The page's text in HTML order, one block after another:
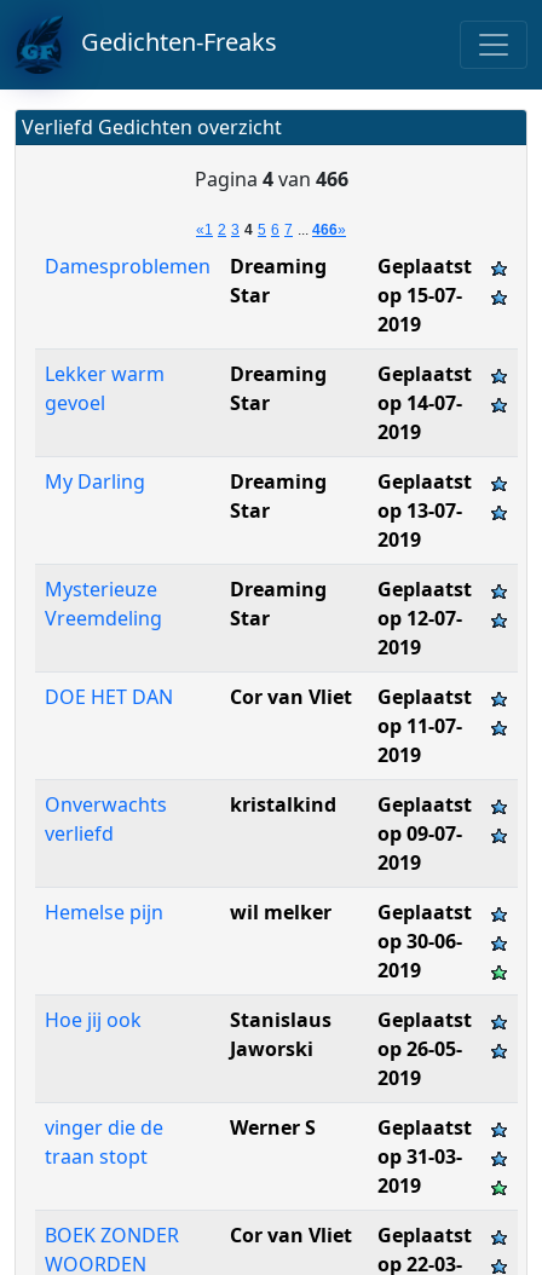
Gedichten-Freaks
Verliefd Gedichten overzicht
Pagina 4van 466
«1 2 3 4 5 6 7 ... 466»
Damesproblemen
Dreaming
Star
Geplaatst
op 15-07-
2019
Lekker warm
gevoel
Dreaming
Star
Geplaatst
op 14-07-
2019
My Darling
Dreaming
Star
Geplaatst
op 13-07-
2019
Mysterieuze
Vreemdeling
Dreaming
Star
Geplaatst
op 12-07-
2019
DOE HET DAN
Cor van Vliet
Geplaatst
op 11-07-
2019
Onverwachts
verliefd
kristalkind
Geplaatst
op 09-07-
2019
Hemelse pijn
wil melker
Geplaatst
op 30-06-
2019
Hoe jij ook
Stanislaus
Jaworski
Geplaatst
op 26-05-
2019
vinger die de
traan stopt
Werner S
Geplaatst
op 31-03-
2019
BOEK ZONDER
WOORDEN
Cor van Vliet
Geplaatst
op 22-03-